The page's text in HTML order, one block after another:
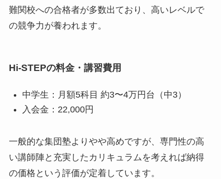
難関校への合格者が多数出ており、高いレベルで
の競争力が養われます。
Hi-STEPの料金・講習費用
中学生：月額5科目 約3〜4万円台（中3）
入会金：22,000円
一般的な集団塾よりやや高めですが、専門性の高
い講師陣と充実したカリキュラムを考えれば納得
の価格という評価が定着しています。